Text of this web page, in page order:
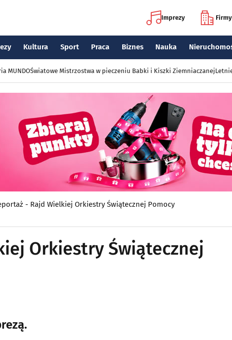
Imprezy Firmy
Kultura Sport Praca Biznes Nauka
MUNDOŚwiatowe Mistrzostwa w pieczeniu Babki i Kiszki Ziemniaczanej
- Rajd Wielkiej Orkiestry Świątecznej Pomocy
Orkiestry Świątecznej